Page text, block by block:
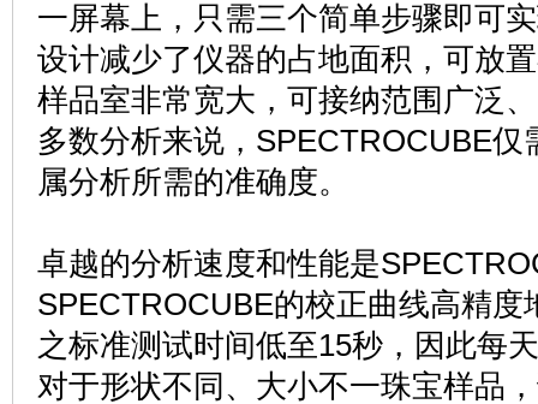
一屏幕上，只需三个简单步骤即可
设计减少了仪器的占地面积，可放
样品室非常宽大，可接纳范围广泛
多数分析来说， SPECTROCUBE仅
属分析所需的准确度。
卓越的分析速度和性能是
SPECTROCUBE的校正曲线高精度
之标准测试时间低至15秒，因此每
对于形状不同、大小不一珠宝样品